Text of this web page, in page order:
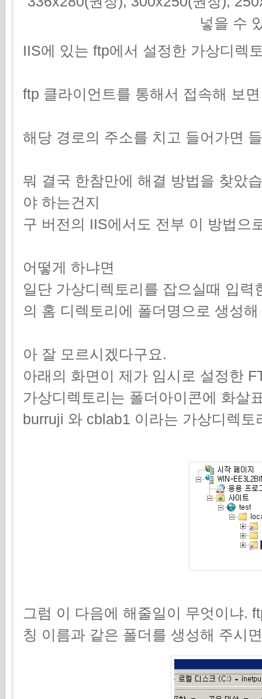
넣을 수
IIS에 있는 ftp에서 설정한 가상디렉
ftp 클라이언트를 통해서 접속해 보
해당 경로의 주소를 치고 들어가면
뭐 결국 한참만에 해결 방법을 찾았
야 하는건지
구 버전의 IIS에서도 전부 이 방법으
어떻게 하냐면
일단 가상디렉토리를 잡으실때 입
의 홈 디렉토리에 폴더명으로 생성
아 잘 모르시겠다구요.
아래의 화면이 제가 임시로 설정한
가상디렉토리는 폴더아이콘에 화살
burruji 와 cblab1 이라는 가상디렉토
그럼 이 다음에 해줄일이 무엇이냐.
칭 이름과 같은 폴더를 생성해 주시